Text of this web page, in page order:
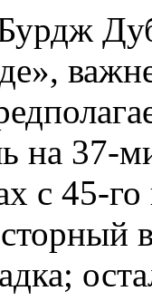
на 37-
с 45-